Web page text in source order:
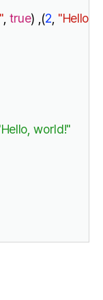
, true) ,(2 "Hello,
world!"